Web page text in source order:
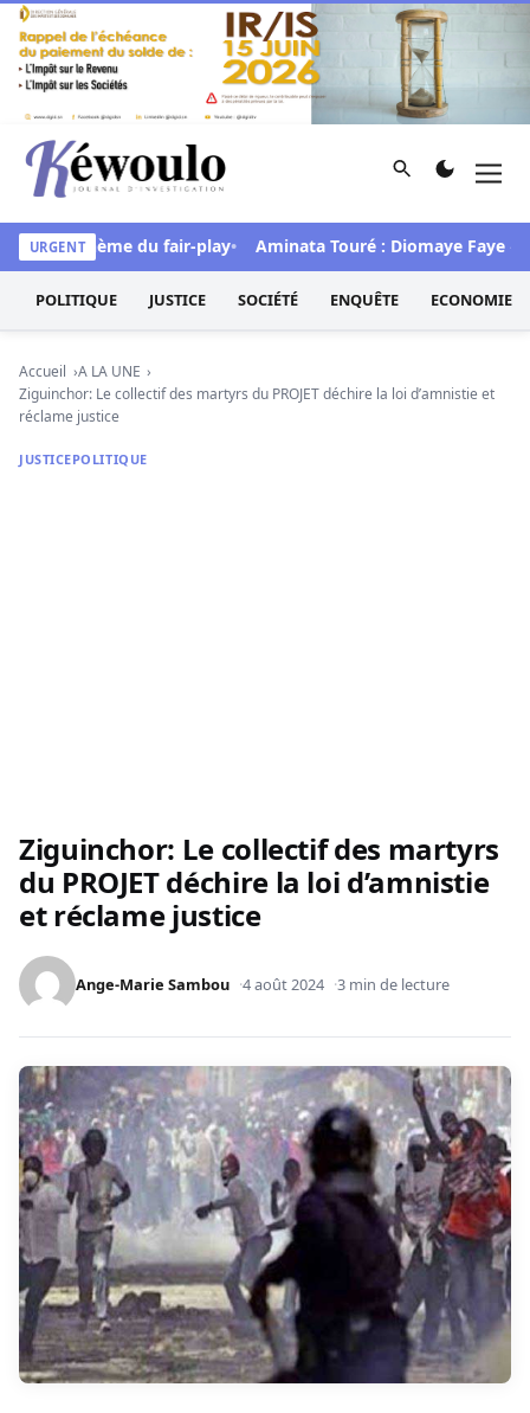
Aller au contenu
Kéwoulo, le premier site d'information et d'investigation
Rechercher
URGENT
le thème du fair-play Aminata Touré : Diomaye Faye «a
POLITIQUE JUSTICE SOCIÉTÉ ENQUÊTE ECONOMIE
Accueil
A LA UNE
Ziguinchor: Le collectif des martyrs du PROJET déchire la loi d’amnistie et
réclame justice
JUSTICEPOLITIQUE
Ziguinchor: Le collectif des martyrs
du PROJET déchire la loi d’amnistie
et réclame justice
Ange-Marie Sambou 4 août 2024 3 min de lecture